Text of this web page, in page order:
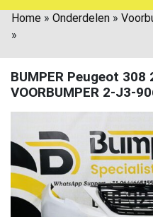
Home » Onderdelen »
»
BUMPER Peugeot 308
VOORBUMPER 2-J3-